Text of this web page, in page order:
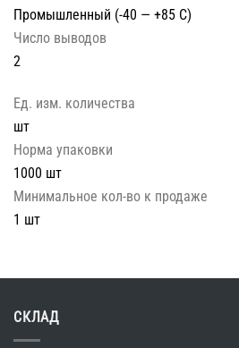
Промышленный (-40 — +85 С)
Число выводов
2
Ед. изм. количества
шт
Норма упаковки
1000 шт
Минимальное кол-во к продаже
1 шт
СКЛАД